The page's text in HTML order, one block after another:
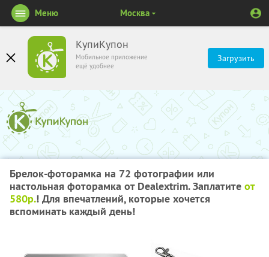
КупиКупон
Мобильное приложение
ещё удобнее
Загрузить
Меню Москва
Брелок-фоторамка на 72 фотографии или
настольная фоторамка от Dealextrim. Заплатите от
580р.! Для впечатлений, которые хочется
вспоминать каждый день!